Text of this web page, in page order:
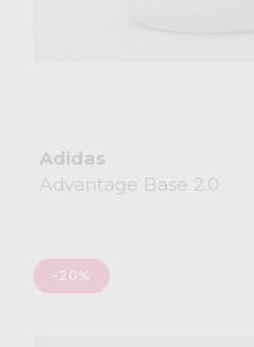
Adidas
Advantage Base 2.0
-20%